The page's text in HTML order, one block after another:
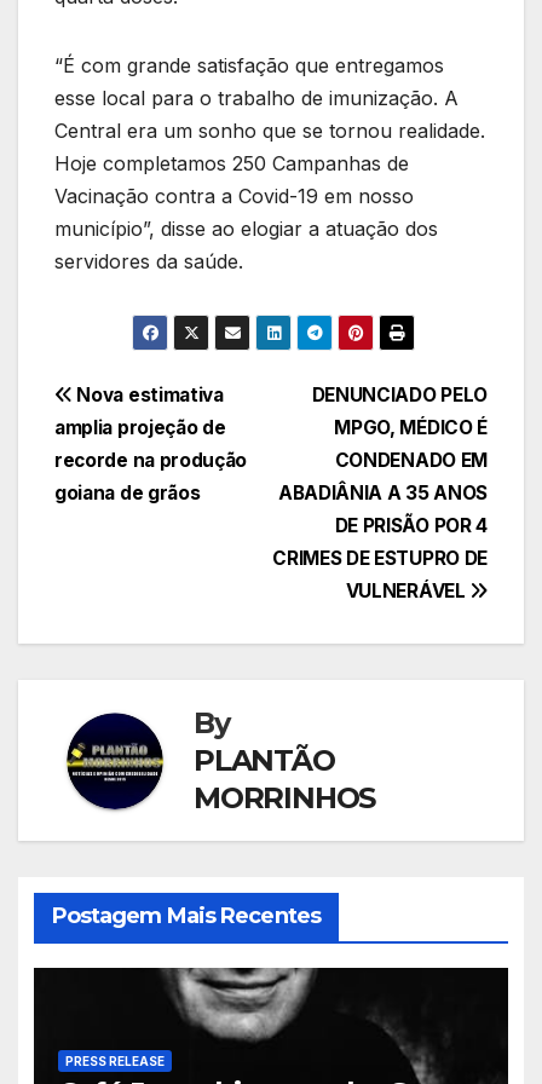
“É com grande satisfação que entregamos
esse local para o trabalho de imunização. A
Central era um sonho que se tornou realidade.
Hoje completamos 250 Campanhas de
Vacinação contra a Covid-19 em nosso
município”, disse ao elogiar a atuação dos
servidores da saúde.
Navegação
de
Post
DENUNCIADO PELO
MPGO, MÉDICO É
CONDENADO EM
ABADIÂNIA A 35 ANOS
DE PRISÃO POR 4
CRIMES DE ESTUPRO DE
VULNERÁVEL
Nova estimativa
amplia projeção de
recorde na produção
goiana de grãos
By
PLANTÃO
MORRINHOS
Postagem Mais Recentes
PRESS RELEASE